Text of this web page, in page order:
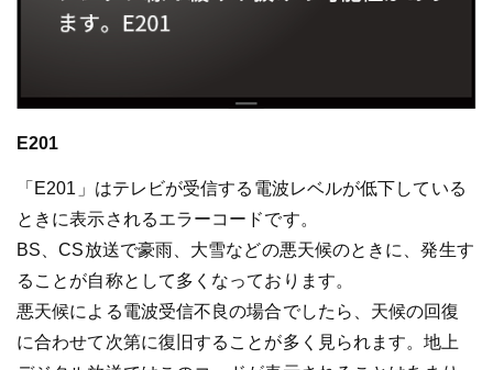
E201
「E201」はテレビが受信する電波レベルが低下している
ときに表示されるエラーコードです。
BS、CS放送で豪雨、大雪などの悪天候のときに、発生す
ることが自称として多くなっております。
悪天候による電波受信不良の場合でしたら、天候の回復
に合わせて次第に復旧することが多く見られます。地上